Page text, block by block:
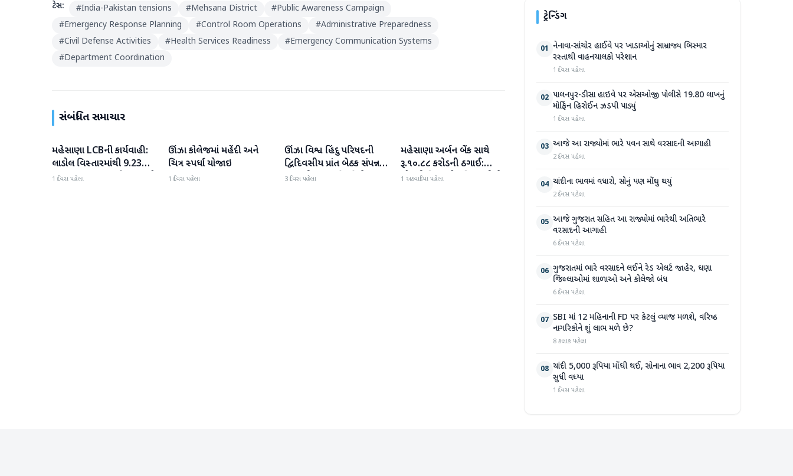
ટેગ્સ: #India-Pakistan tensions #Mehsana District #Public Awareness Campaign
#Emergency Response Planning #Control Room Operations #Administrative Preparedness
#Civil Defense Activities #Health Services Readiness #Emergency Communication Systems
#Department Coordination
સંબંધિત સમાચાર
મહેસાણા
મહેસાણા LCBની કાર્યવાહી:
લાડોલ વિસ્તારમાંથી 9.23
લાખના મુદ્દામાલ સાથે 2 શખ્સો
1 દિવસ પહેલા
મહેસાણા
ઊંઝા કોલેજમાં મહેંદી અને
ચિત્ર સ્પર્ધા યોજાઇ
1 દિવસ પહેલા
મહેસાણા
ઊંઝા વિશ્વ હિંદુ પરિષદની
દ્વિદિવસીય પ્રાંત બેઠક સંપન્ન :
250 થી વધુ કાર્યકર્તાઓ
3 દિવસ પહેલા
મહેસાણા
મહેસાણા અર્બન બેંક સાથે
રૂ.૧૦.૮૮ કરોડની ઠગાઈ:
લોનની મિલકતો પતિ-પત્નીએ
1 અઠવાડિયા પહેલા
ટ્રેન્ડિંગ
01 નેનાવા-સાંચોર હાઈવે પર ખાડાઓનું સામ્રાજ્ય બિસ્માર
રસ્તાથી વાહનચાલકો પરેશાન
1 દિવસ પહેલા
02 પાલનપુર-ડીસા હાઇવે પર એસઓજી પોલીસે 19.80 લાખનું
મોર્ફિન હિરોઈન ઝડપી પાડ્યું
1 દિવસ પહેલા
03 આજે આ રાજ્યોમાં ભારે પવન સાથે વરસાદની આગાહી
2 દિવસ પહેલા
04 ચાંદીના ભાવમાં વધારો, સોનું પણ મોંઘુ થયું
2 દિવસ પહેલા
05 આજે ગુજરાત સહિત આ રાજ્યોમાં ભારેથી અતિભારે
વરસાદની આગાહી
6 દિવસ પહેલા
06 ગુજરાતમાં ભારે વરસાદને લઈને રેડ એલર્ટ જાહેર, ઘણા
જિલ્લાઓમાં શાળાઓ અને કોલેજો બંધ
6 દિવસ પહેલા
07 SBI માં 12 મહિનાની FD પર કેટલું વ્યાજ મળશે, વરિષ્ઠ
નાગરિકોને શું લાભ મળે છે?
8 કલાક પહેલા
08 ચાંદી 5,000 રૂપિયા મોંઘી થઈ, સોનાના ભાવ 2,200 રૂપિયા
સુધી વધ્યા
1 દિવસ પહેલા